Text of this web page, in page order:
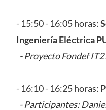
- 15:50 - 16:05 horas:
Ingeniería Eléctrica
- Proyecto Fondef
- 16:10 - 16:25 horas:
- Participantes: